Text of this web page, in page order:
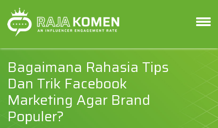
Bagaimana Rahasia Tips
Dan Trik Facebook
Marketing Agar Brand
Populer?